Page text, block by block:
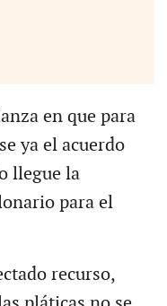
en que para
ya el acuerdo
llegue la
para el
recurso,